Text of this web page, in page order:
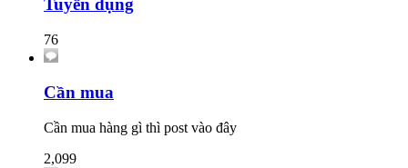
Tuyển dụng
76
Cần mua
Cần mua hàng gì thì post vào đây
2,099